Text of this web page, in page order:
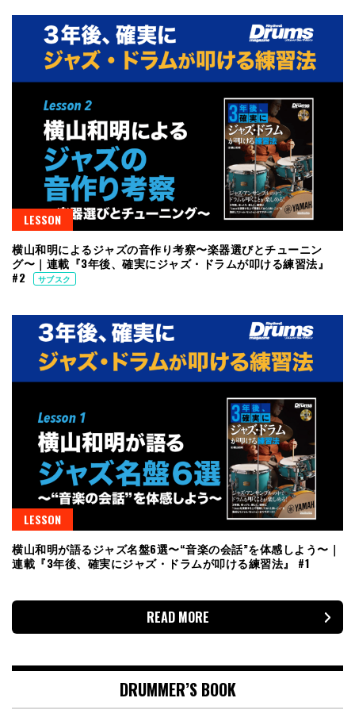
LESSON
横山和明によるジャズの音作り考察〜楽器選びとチューニン
グ〜｜連載『3年後、確実にジャズ・ドラムが叩ける練習法』
#2
サブスク
LESSON
横山和明が語るジャズ名盤6選〜“音楽の会話”を体感しよう〜｜
連載『3年後、確実にジャズ・ドラムが叩ける練習法』 #1
READ MORE
DRUMMER’S BOOK